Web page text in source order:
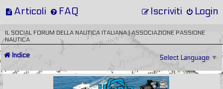
Articoli FAQ Login
Iscriviti
IL SOCIAL FORUM DELLA NAUTICA ITALIANA | ASSOCIAZIONE PASSIONE
NAUTICA
Indice Select Language ▼